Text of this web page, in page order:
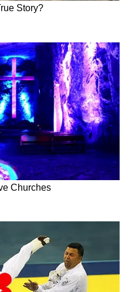
গিঁটটি এক জায়গায়
জায়গায়
চলতে থাকলে
পারে। এই পরিবর্তনগুলো
তৈরি হতে পারে, যা
হতে পারে।
কারণ, তবে এই